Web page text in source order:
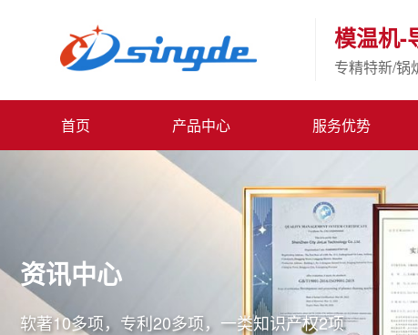
模温机-
专精特新/锅
首页 产品中心 服务优势
资讯中心
软著10多项，专利20多项，一类知识产权2项